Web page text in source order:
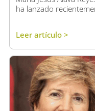
ha lanzado
Leer artículo >